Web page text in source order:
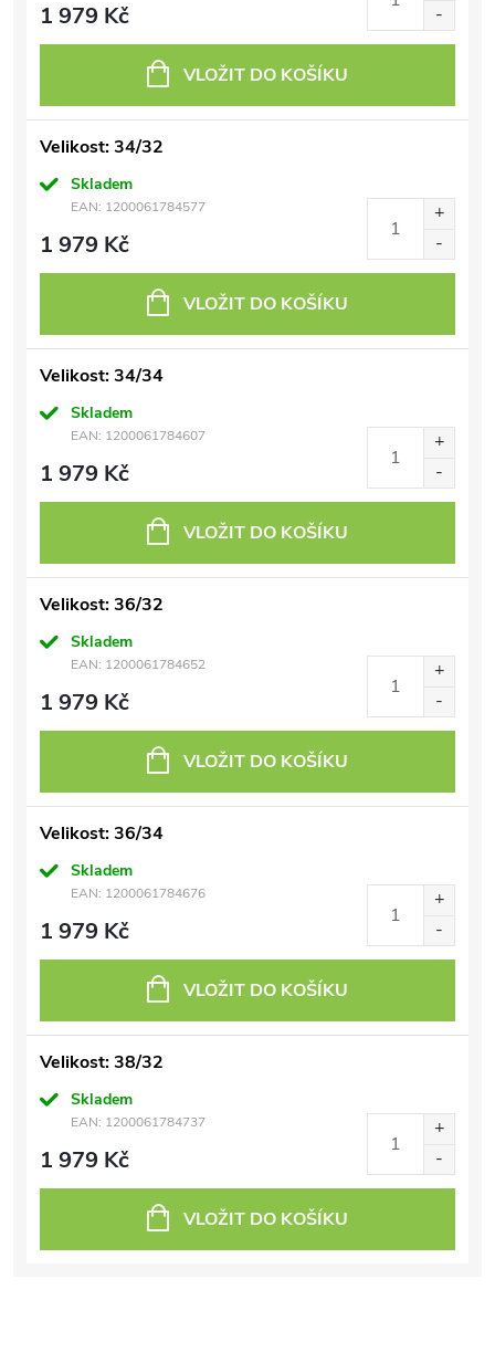
1 979 Kč
VLOŽIT DO KOŠÍKU
Velikost: 34/32
Skladem
EAN: 1200061784577
1 979 Kč
VLOŽIT DO KOŠÍKU
Velikost: 34/34
Skladem
EAN: 1200061784607
1 979 Kč
VLOŽIT DO KOŠÍKU
Velikost: 36/32
Skladem
EAN: 1200061784652
1 979 Kč
VLOŽIT DO KOŠÍKU
Velikost: 36/34
Skladem
EAN: 1200061784676
1 979 Kč
VLOŽIT DO KOŠÍKU
Velikost: 38/32
Skladem
EAN: 1200061784737
1 979 Kč
VLOŽIT DO KOŠÍKU